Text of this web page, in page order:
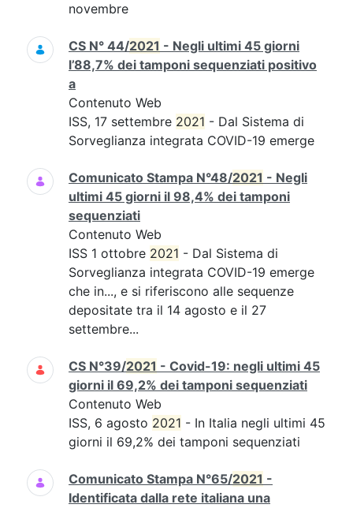
novembre
CS N° 44/2021 - Negli ultimi 45 giorni
l’88,7% dei tamponi sequenziati positivo
a
Contenuto Web
ISS, 17 settembre 2021 - Dal Sistema di
Sorveglianza integrata COVID-19 emerge
Comunicato Stampa N°48/2021 - Negli
ultimi 45 giorni il 98,4% dei tamponi
sequenziati
Contenuto Web
ISS 1 ottobre 2021 - Dal Sistema di
Sorveglianza integrata COVID-19 emerge
che in..., e si riferiscono alle sequenze
depositate tra il 14 agosto e il 27
settembre...
CS N°39/2021 - Covid-19: negli ultimi 45
giorni il 69,2% dei tamponi sequenziati
Contenuto Web
ISS, 6 agosto 2021 - In Italia negli ultimi 45
giorni il 69,2% dei tamponi sequenziati
Comunicato Stampa N°65/2021 -
Identificata dalla rete italiana una